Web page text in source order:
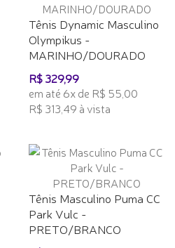
Tênis Dynamic Masculino
Olympikus -
MARINHO/DOURADO
R$ 329,99
em até 6x de R$ 55,00
R$ 313,49 à vista
Tênis Masculino Puma CC
Park Vulc -
PRETO/BRANCO